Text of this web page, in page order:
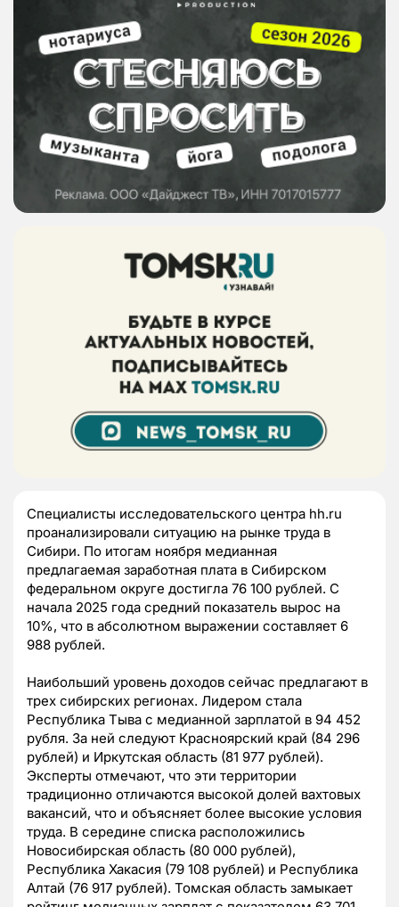
Специалисты исследовательского центра hh.ru
проанализировали ситуацию на рынке труда в
Сибири. По итогам ноября медианная
предлагаемая заработная плата в Сибирском
федеральном округе достигла 76 100 рублей. С
начала 2025 года средний показатель вырос на
10%, что в абсолютном выражении составляет 6
988 рублей.
Наибольший уровень доходов сейчас предлагают в
трех сибирских регионах. Лидером стала
Республика Тыва с медианной зарплатой в 94 452
рубля. За ней следуют Красноярский край (84 296
рублей) и Иркутская область (81 977 рублей).
Эксперты отмечают, что эти территории
традиционно отличаются высокой долей вахтовых
вакансий, что и объясняет более высокие условия
труда. В середине списка расположились
Новосибирская область (80 000 рублей),
Республика Хакасия (79 108 рублей) и Республика
Алтай (76 917 рублей). Томская область замыкает